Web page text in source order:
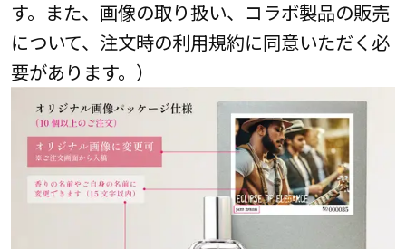
す。また、画像の取り扱い、コラボ製品の販売
について、注文時の利用規約に同意いただく必
要があります。）